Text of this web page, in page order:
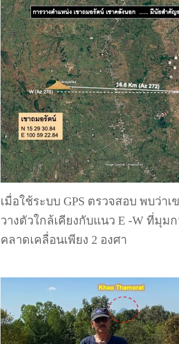
เมื่อใช้ระบบ GPS ตรวจสอบ พบว่า
วางตัวใกล้เคียงกับแนว E -W ที่มุมก
คลาดเคลื่อนเพียง 2 องศา